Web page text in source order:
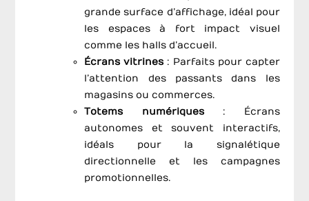
grande surface d’affichage, idéal pour
les espaces à fort impact visuel
comme les halls d’accueil.
Écrans vitrines : Parfaits pour capter
l’attention des passants dans les
magasins ou commerces.
Totems numériques: Écrans
autonomes et souvent interactifs,
idéals pour la signalétique
directionnelle et les campagnes
promotionnelles.